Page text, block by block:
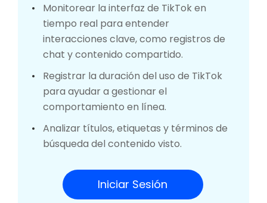
Monitorear la interfaz de TikTok en
tiempo real para entender
interacciones clave, como registros de
chat y contenido compartido.
Registrar la duración del uso de TikTok
para ayudar a gestionar el
comportamiento en línea.
Analizar títulos, etiquetas y términos de
búsqueda del contenido visto.
Iniciar Sesión